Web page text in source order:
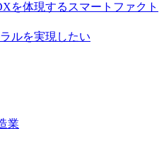
を体現するスマートファクト
ルを実現したい
業